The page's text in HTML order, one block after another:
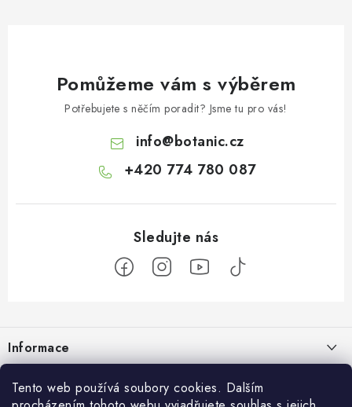
Tento web používá soubory cookies. Dalším
Pomůžeme vám s výběrem
Potřebujete s něčím poradit? Jsme tu pro vás!
info@botanic.cz
+420 774 780 087
p
a
Informace
Botanic